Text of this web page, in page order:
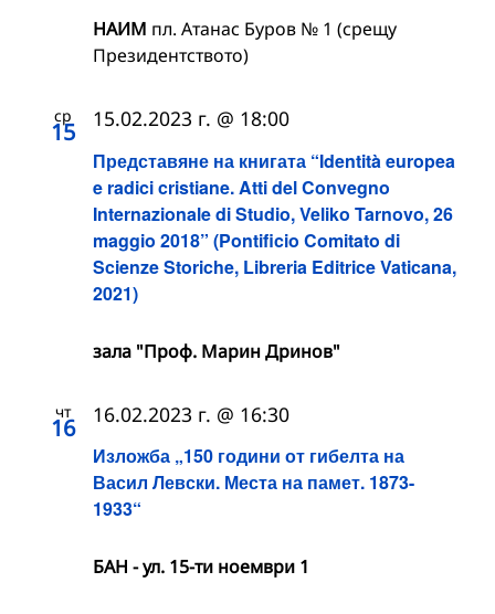
НАИМ пл. Атанас Буров № 1 (срещу
Президентството)
ср
15
Представяне на книгата “Identità europea
e radici cristiane. Atti del Convegno
Internazionale di Studio, Veliko Tarnovo, 26
maggio 2018” (Pontificio Comitato di
Scienze Storiche, Libreria Editrice Vaticana,
2021)
15.02.2023 г. @ 18:00
зала "Проф. Марин Дринов"
чт
16
Изложба „150 години от гибелта на
Васил Левски. Места на памет. 1873-
1933“
16.02.2023 г. @ 16:30
БАН - ул. 15-ти ноември 1